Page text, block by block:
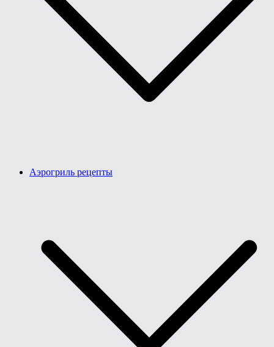
Аэрогриль рецепты